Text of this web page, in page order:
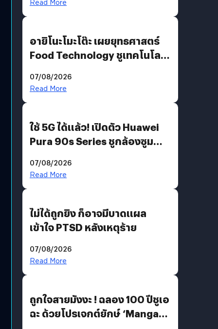
Read More
อายิโนะโมะโต๊ะ เผยยุทธศาสตร์
Food Technology ชูเทคโนโลยี
บริโภคและ B2B
07/08/2026
Read More
ใช้ 5G ได้แล้ว! เปิดตัว Huawei
Pura 90s Series ชูกล้องซูม
07/08/2026
Read More
ไม่ได้ถูกยิง ก็อาจมีบาดแผล
เข้าใจ PTSD หลังเหตุร้าย
07/08/2026
Read More
ถูกใจสายมังงะ ! ฉลอง 100 ปีชูเอ
ฉะ ด้วยโปรเจกต์ยักษ์ ‘Manga